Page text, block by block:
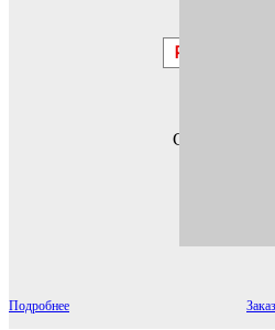
RAL
Расход
Снижение
Подробнее